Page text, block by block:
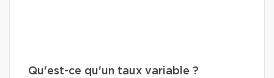
Qu'est-ce qu'un taux variable ?